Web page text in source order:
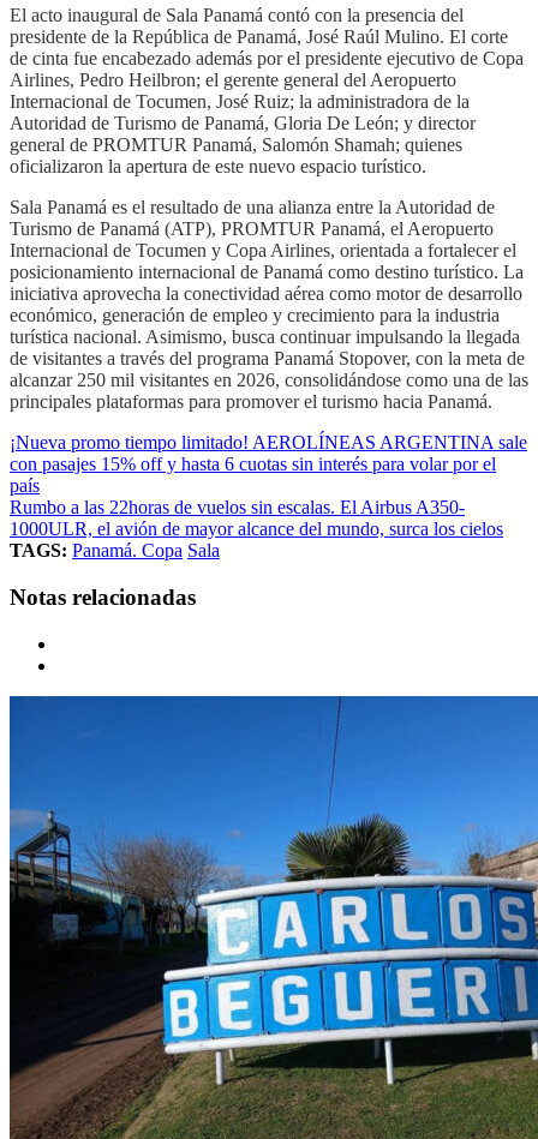
El acto inaugural de Sala Panamá contó con la presencia del
presidente de la República de Panamá, José Raúl Mulino. El corte
de cinta fue encabezado además por el presidente ejecutivo de Copa
Airlines, Pedro Heilbron; el gerente general del Aeropuerto
Internacional de Tocumen, José Ruiz; la administradora de la
Autoridad de Turismo de Panamá, Gloria De León; y director
general de PROMTUR Panamá, Salomón Shamah; quienes
oficializaron la apertura de este nuevo espacio turístico.
Sala Panamá es el resultado de una alianza entre la Autoridad de
Turismo de Panamá (ATP), PROMTUR Panamá, el Aeropuerto
Internacional de Tocumen y Copa Airlines, orientada a fortalecer el
posicionamiento internacional de Panamá como destino turístico. La
iniciativa aprovecha la conectividad aérea como motor de desarrollo
económico, generación de empleo y crecimiento para la industria
turística nacional. Asimismo, busca continuar impulsando la llegada
de visitantes a través del programa Panamá Stopover, con la meta de
alcanzar 250 mil visitantes en 2026, consolidándose como una de las
principales plataformas para promover el turismo hacia Panamá.
¡Nueva promo tiempo limitado! AEROLÍNEAS ARGENTINA sale
con pasajes 15% off y hasta 6 cuotas sin interés para volar por el
país
Rumbo a las 22horas de vuelos sin escalas. El Airbus A350-
1000ULR, el avión de mayor alcance del mundo, surca los cielos
TAGS: Panamá. Copa Sala
Notas relacionadas